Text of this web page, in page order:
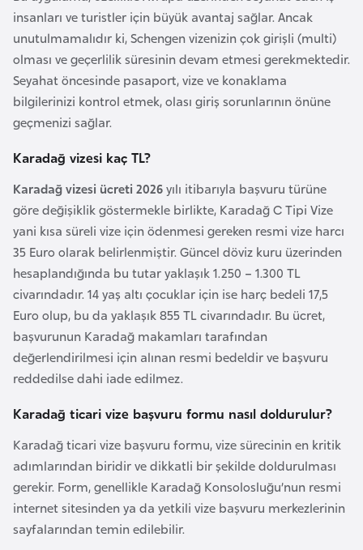
insanları ve turistler için büyük avantaj sağlar. Ancak
unutulmamalıdır ki, Schengen vizenizin çok girişli (multi)
olması ve geçerlilik süresinin devam etmesi gerekmektedir.
Seyahat öncesinde pasaport, vize ve konaklama
bilgilerinizi kontrol etmek, olası giriş sorunlarının önüne
geçmenizi sağlar.
Karadağ vizesi kaç TL?
Karadağ vizesi ücreti 2026yılı itibarıyla başvuru türüne
göre değişiklik göstermekle birlikte, Karadağ C Tipi Vize
yani kısa süreli vize için ödenmesi gereken resmi vize harcı
35 Euro olarak belirlenmiştir. Güncel döviz kuru üzerinden
hesaplandığında bu tutar yaklaşık 1.250 – 1.300 TL
civarındadır. 14 yaş altı çocuklar için ise harç bedeli 17,5
Euro olup, bu da yaklaşık 855 TL civarındadır. Bu ücret,
başvurunun Karadağ makamları tarafından
değerlendirilmesi için alınan resmi bedeldir ve başvuru
reddedilse dahi iade edilmez.
Karadağ ticari vize başvuru formu nasıl doldurulur?
Karadağ ticari vize başvuru formu, vize sürecinin en kritik
adımlarından biridir ve dikkatli bir şekilde doldurulması
gerekir. Form, genellikle Karadağ Konsolosluğu’nun resmi
internet sitesinden ya da yetkili vize başvuru merkezlerinin
sayfalarından temin edilebilir.
r
e
n
a
d
a
ü
n
e
y
K
o
r
e
ü
e
y
S
u
d